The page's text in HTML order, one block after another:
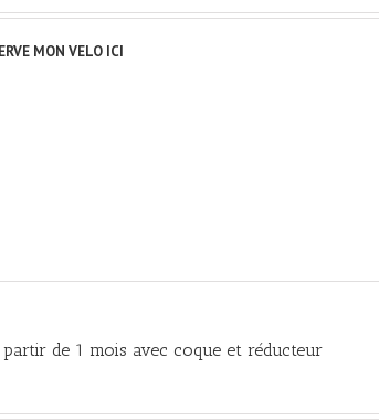
MON VELO ICI
de 1 mois avec coque et réducteur